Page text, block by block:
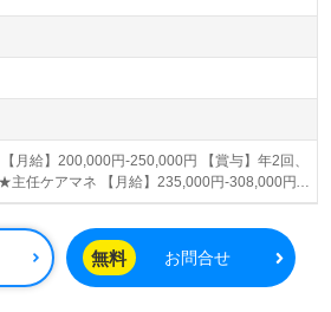
月給】200,000円-250,000円 【賞与】年2回、
主任ケアマネ 【月給】235,000円-308,000円
回、ヶ月分（前年度実績） 【通勤手当】月上
無料 お問合せ